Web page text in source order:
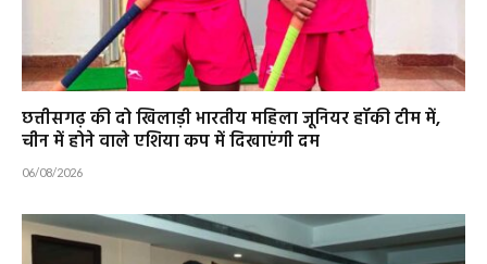
छत्तीसगढ़ की दो खिलाड़ी भारतीय महिला जूनियर हॉकी टीम में,
चीन में होने वाले एशिया कप में दिखाएंगी दम
06/08/2026